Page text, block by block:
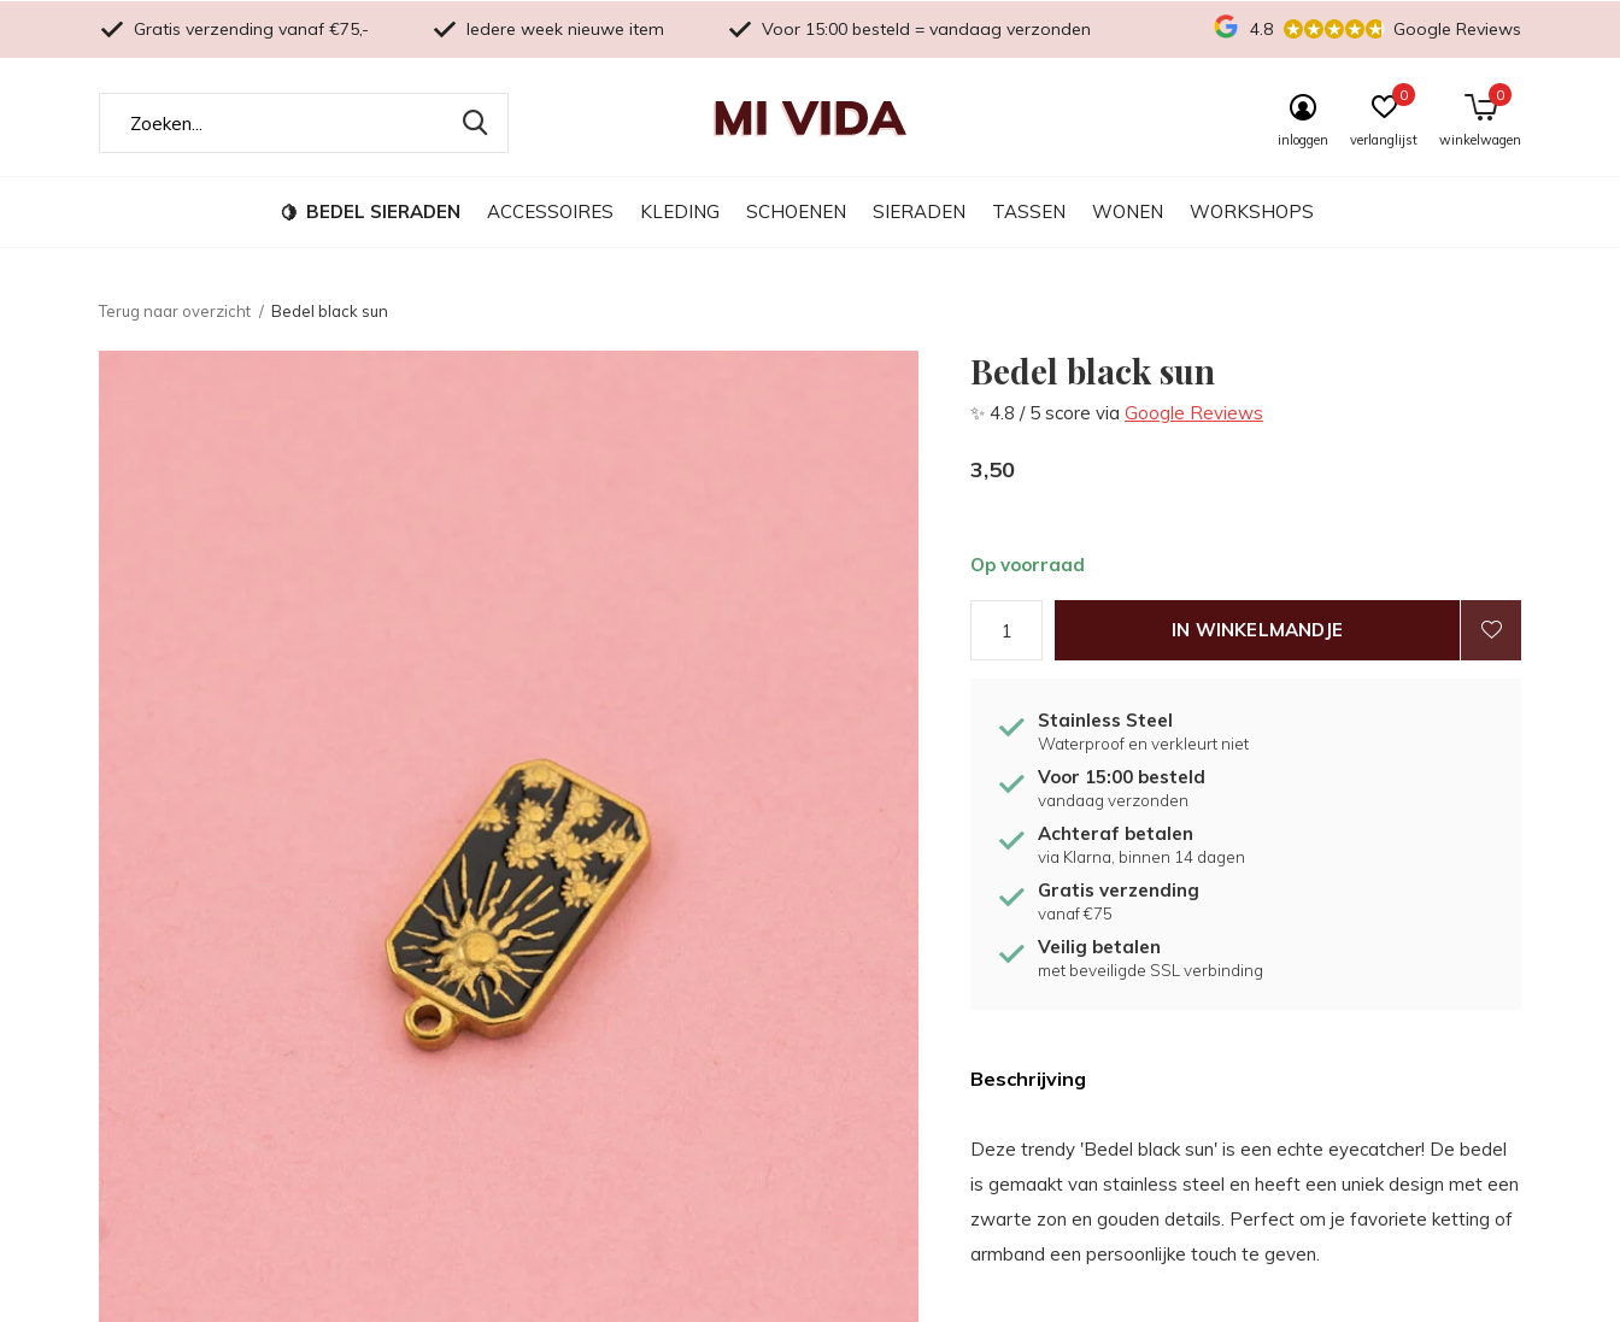
BEDEL SIERADEN ACCESSOIRES KLEDING SCHOENEN SIERADEN TASSEN WONEN WORKSHOPS
inloggen verlanglijst
0
winkelwagen
0
Gratis verzending vanaf €75,- Iedere week nieuwe item Voor 15:00 besteld = vandaag verzonden 4.8 Google Reviews
Terug naar overzicht Bedel black sun
Bedel black sun
✨ 4.8 / 5 score via Google Reviews
3,50
Op voorraad
IN WINKELMANDJE
Stainless Steel
Waterproof en verkleurt niet
Voor 15:00 besteld
vandaag verzonden
Achteraf betalen
via Klarna, binnen 14 dagen
Gratis verzending
vanaf €75
Veilig betalen
met beveiligde SSL verbinding
Beschrijving
Deze trendy 'Bedel black sun' is een echte eyecatcher! De bedel
is gemaakt van stainless steel en heeft een uniek design met een
zwarte zon en gouden details. Perfect om je favoriete ketting of
armband een persoonlijke touch te geven.